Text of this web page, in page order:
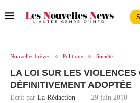
Nouvelles brèves Politique Société
LA LOI SUR LES
DÉFINITIVEMENT ADOPTÉE
Ecrit par La Rédaction 29 juin 2010